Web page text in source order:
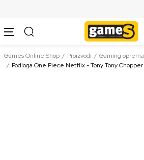
Games Online Shop Proizvodi Gaming oprema
Podloga One Piece Netflix - Tony Tony Chopper